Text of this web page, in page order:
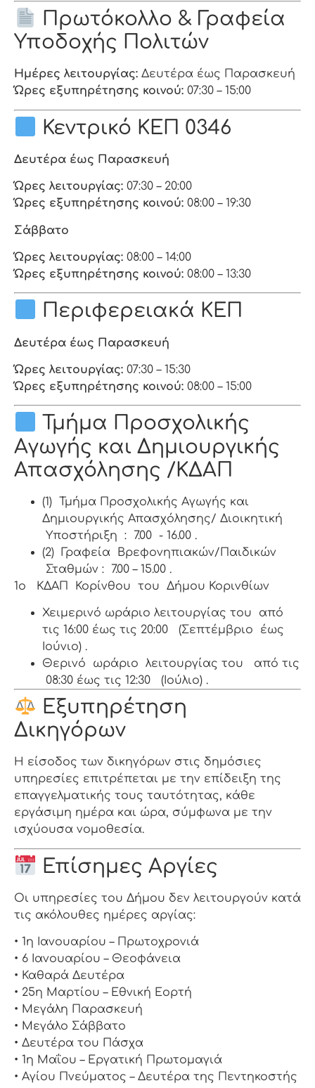
Πρωτόκολλο & Γραφεία
Υποδοχής Πολιτών
Ημέρες λειτουργίας: Δευτέρα έως Παρασκευή
Ώρες εξυπηρέτησης κοινού: 07:30 – 15:00
Κεντρικό ΚΕΠ 0346
Δευτέρα έως Παρασκευή
Ώρες λειτουργίας: 07:30 – 20:00
Ώρες εξυπηρέτησης κοινού: 08:00 – 19:30
Σάββατο
Ώρες λειτουργίας: 08:00 – 14:00
Ώρες εξυπηρέτησης κοινού: 08:00 – 13:30
Περιφερειακά ΚΕΠ
Δευτέρα έως Παρασκευή
Ώρες λειτουργίας: 07:30 – 15:30
Ώρες εξυπηρέτησης κοινού: 08:00 – 15:00
Τμήμα Προσχολικής
Αγωγής και Δημιουργικής
Απασχόλησης /ΚΔΑΠ
(1) Τμήμα Προσχολικής Αγωγής και
Δημιουργικής Απασχόλησης/ Διοικητική
Υποστήριξη : 7.00 - 16.00 .
(2) Γραφεία Βρεφονηπιακών/Παιδικών
Σταθμών : 7.00 – 15.00 .
1o ΚΔΑΠ Κορίνθου του Δήμου Κορινθίων
Χειμερινό ωράριο λειτουργίας του από
τις 16:00 έως τις 20:00 (Σεπτέμβριο έως
Ιούνιο) .
Θερινό ωράριο λειτουργίας του από τις
08:30 έως τις 12:30 (Ιούλιο) .
Εξυπηρέτηση
Δικηγόρων
Η είσοδος των δικηγόρων στις δημόσιες
υπηρεσίες επιτρέπεται με την επίδειξη της
επαγγελματικής τους ταυτότητας, κάθε
εργάσιμη ημέρα και ώρα, σύμφωνα με την
ισχύουσα νομοθεσία.
Επίσημες Αργίες
Οι υπηρεσίες του Δήμου δεν λειτουργούν κατά
τις ακόλουθες ημέρες αργίας:
• 1η Ιανουαρίου – Πρωτοχρονιά
• 6 Ιανουαρίου – Θεοφάνεια
• Καθαρά Δευτέρα
• 25η Μαρτίου – Εθνική Εορτή
• Μεγάλη Παρασκευή
• Μεγάλο Σάββατο
• Δευτέρα του Πάσχα
• 1η Μαΐου – Εργατική Πρωτομαγιά
• Αγίου Πνεύματος – Δευτέρα της Πεντηκοστής